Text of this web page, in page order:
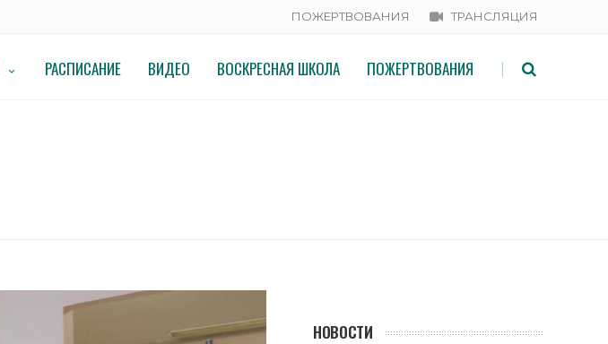
ТРАНСЛЯЦИЯ
ПОЖЕРТВОВАНИЯ
РАСПИСАНИЕ ВИДЕО ВОСКРЕСНАЯ ШКОЛА ПОЖЕРТВОВАНИЯ |
НОВОСТИ